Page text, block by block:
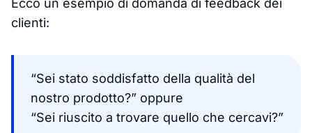
Ecco un esempio di domanda di feedback dei
clienti:
“Sei stato soddisfatto della qualità del
nostro prodotto?” oppure
“Sei riuscito a trovare quello che cercavi?”